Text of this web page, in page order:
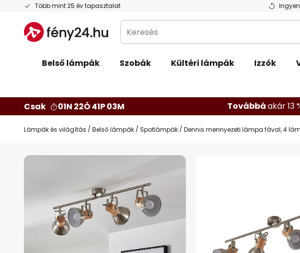
Több mint 25 év tapasztalat
Ugrás
tartalomhoz
Keresés
Belső lámpák Szobák Kültéri lámpák Izzók
Csak
01N 22Ó 41P 02M Továbbáakár 13
Lámpák és világítás Belső lámpák Spotlámpák Dennis mennyezeti lámpa fával, 4
Ugrás